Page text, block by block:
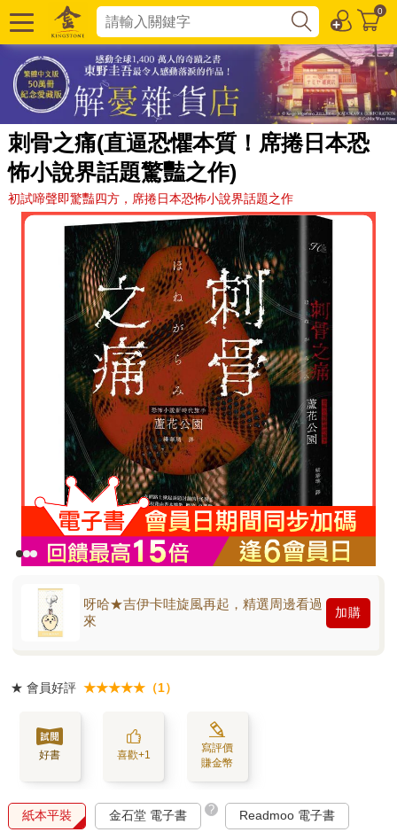
0
刺骨之痛(直逼恐懼本質！席捲日本恐
怖小說界話題驚豔之作)
初試啼聲即驚豔四方，席捲日本恐怖小說界話題之作
呀哈★吉伊卡哇旋風再起，精選周邊看過
來
加購
★ 會員好評 ★★★★★（1）
好書 喜歡+1
寫評價
賺金幣
紙本平裝 金石堂 電子書 ? Readmoo 電子書